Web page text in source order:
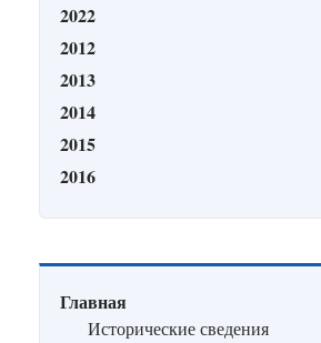
2022
2012
2013
2014
2015
2016
Главная
Исторические сведения